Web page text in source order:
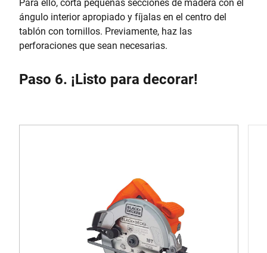
Para ello, corta pequeñas secciones de madera con el
ángulo interior apropiado y fíjalas en el centro del
tablón con tornillos. Previamente, haz las
perforaciones que sean necesarias.
Paso 6. ¡Listo para decorar!